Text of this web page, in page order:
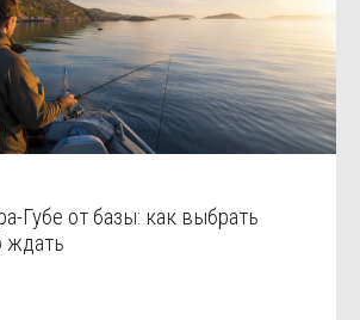
Губе от базы: как выбрать
ждать